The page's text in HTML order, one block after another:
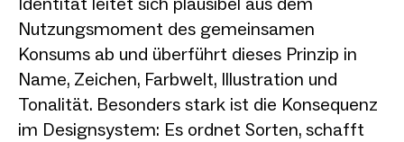
Nutzungsmoment des gemeinsamen
Konsums ab und überführt dieses Prinzip in
Name, Zeichen, Farbwelt, Illustration und
Tonalität. Besonders stark ist die Konsequenz
im Designsystem: Es ordnet Sorten, schafft